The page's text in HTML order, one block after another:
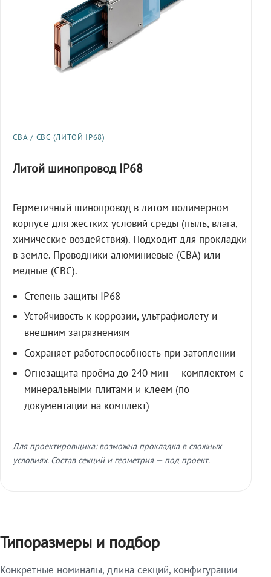
СВА / СВС (ЛИТОЙ IP68)
Литой шинопровод IP68
Герметичный шинопровод в литом полимерном
корпусе для жёстких условий среды (пыль, влага,
химические воздействия). Подходит для прокладки
в земле. Проводники алюминиевые (СВА) или
медные (СВС).
Степень защиты IP68
Устойчивость к коррозии, ультрафиолету и
внешним загрязнениям
Сохраняет работоспособность при затоплении
Огнезащита проёма до 240 мин — комплектом с
минеральными плитами и клеем (по
документации на комплект)
Для проектировщика: возможна прокладка в сложных
условиях. Состав секций и геометрия — под проект.
Типоразмеры и подбор
Конкретные номиналы, длина секций, конфигурации